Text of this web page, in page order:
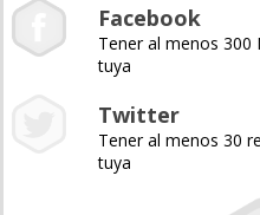
Facebook
Tener al menos 300
tuya
Twitter
Tener al menos 30
tuya